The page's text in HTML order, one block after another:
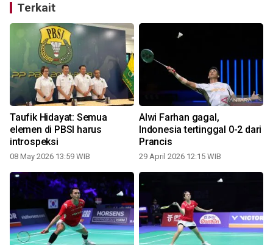
Terkait
Taufik Hidayat: Semua
elemen di PBSI harus
introspeksi
08 May 2026 13:59 WIB
Alwi Farhan gagal,
Indonesia tertinggal 0-2 dari
Prancis
29 April 2026 12:15 WIB